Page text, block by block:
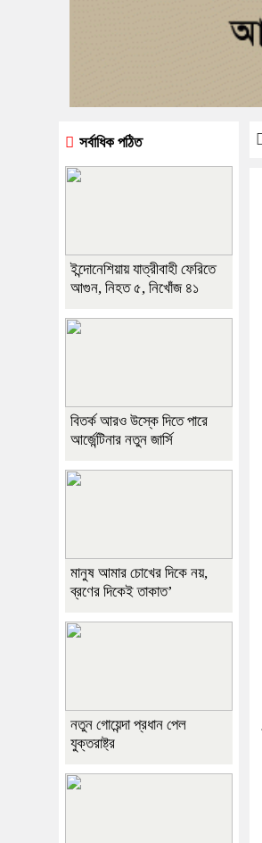
সর্বাধিক পঠিত
ইন্দোনেশিয়ায় যাত্রীবাহী ফেরিতে
আগুন, নিহত ৫, নিখোঁজ ৪১
বিতর্ক আরও উস্কে দিতে পারে
আর্জেন্টিনার নতুন জার্সি
মানুষ আমার চোখের দিকে নয়,
ব্রণের দিকেই তাকাত’
নতুন গোয়েন্দা প্রধান পেল
যুক্তরাষ্ট্র